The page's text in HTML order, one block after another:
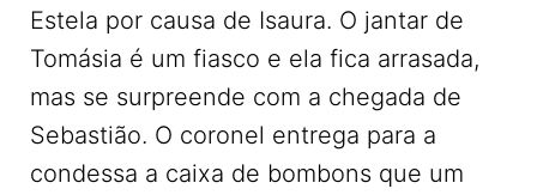
Estela por causa de Isaura. O jantar de
Tomásia é um fiasco e ela fica arrasada,
mas se surpreende com a chegada de
Sebastião. O coronel entrega para a
condessa a caixa de bombons que um